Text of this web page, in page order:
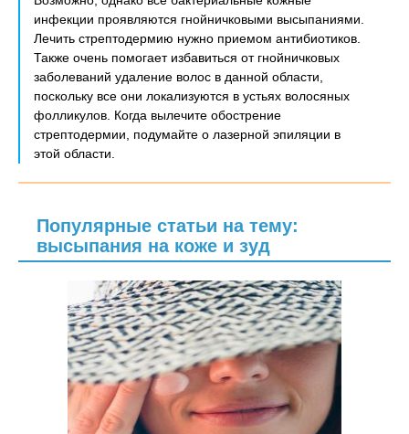
инфекции проявляются гнойничковыми высыпаниями.
Лечить стрептодермию нужно приемом антибиотиков.
Также очень помогает избавиться от гнойничковых
заболеваний удаление волос в данной области,
поскольку все они локализуются в устьях волосяных
фолликулов. Когда вылечите обострение
стрептодермии, подумайте о лазерной эпиляции в
этой области.
Популярные статьи на тему:
высыпания на коже и зуд